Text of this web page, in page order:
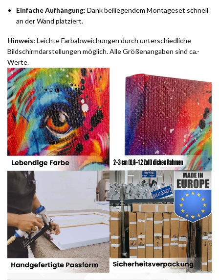
Einfache Aufhängung: Dank beiliegendem Montageset schnell
an der Wand platziert.
Hinweis: Leichte Farbabweichungen durch unterschiedliche
Bildschirmdarstellungen möglich. Alle Größenangaben sind ca.-
Werte.